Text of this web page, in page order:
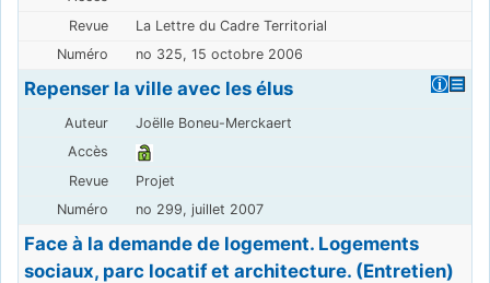
La Lettre du Cadre Territorial
no 325, 15 octobre 2006
Repenser la ville avec les élus
Joëlle Boneu-Merckaert
Projet
no 299, juillet 2007
Face à la demande de logement. Logements
sociaux, parc locatif et architecture. (Entretien)